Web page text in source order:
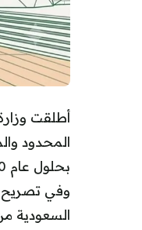
أطلقت
بحلول عام 2030، وفق خطة متدرجة على عدة مراحل.
وفي تصريح